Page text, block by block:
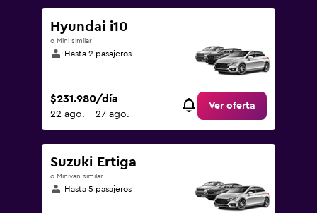
Hyundai i10
o Mini similar
Hasta 2 pasajeros
$231.980/día
22 ago. - 27 ago.
Ver oferta
Suzuki Ertiga
o Minivan similar
Hasta 5 pasajeros